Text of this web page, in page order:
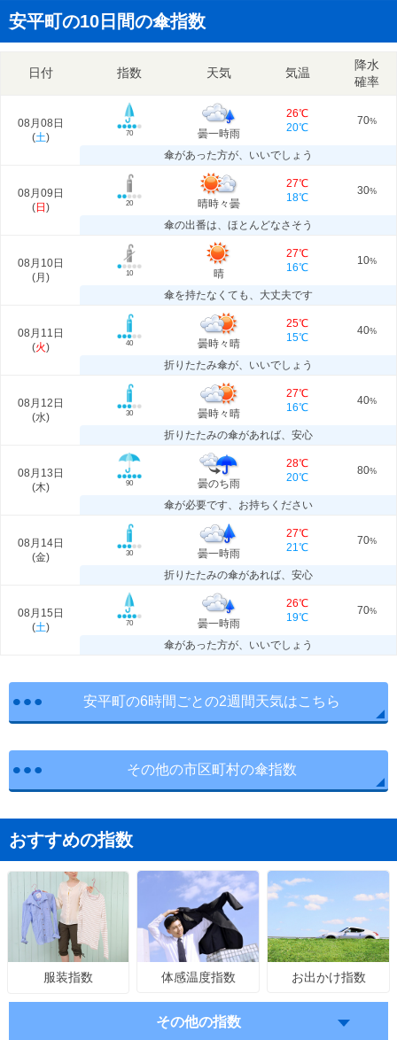
安平町の10日間の傘指数
日付 指数 天気 気温
降水
確率
08月08日
(土) 70 曇一時雨
26℃
20℃
70%
傘があった方が、いいでしょう
08月09日
(日 ) 20 晴時々曇
27℃
18℃
30%
傘の出番は、ほとんどなさそう
08月10日
(月 ) 10 晴
27℃
16℃
10%
傘を持たなくても、大丈夫です
08月11日
(火) 40 曇時々晴
25℃
15℃
40%
折りたたみ傘が、いいでしょう
08月12日
(水) 30 曇時々晴
27℃
16℃
40%
折りたたみの傘があれば、安心
08月13日
(木) 90 曇のち雨
28℃
20℃
80%
傘が必要です、お持ちください
08月14日
(金) 30 曇一時雨
27℃
21℃
70%
折りたたみの傘があれば、安心
08月15日
(土) 70 曇一時雨
26℃
19℃
70%
傘があった方が、いいでしょう
安平町の6時間ごとの2週間天気はこちら
その他の市区町村の傘指数
おすすめの指数
服装指数 体感温度指数 お出かけ指数
その他の指数